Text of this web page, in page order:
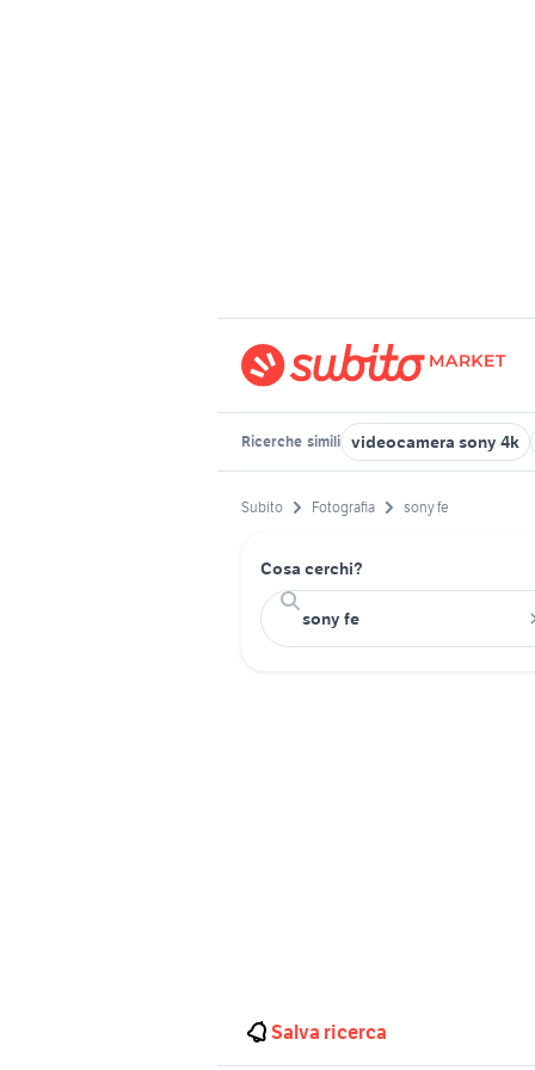
Ricerche simili videocamera sony 4k
Subito Fotografia sony fe
Cosa cerchi?
Salva ricerca